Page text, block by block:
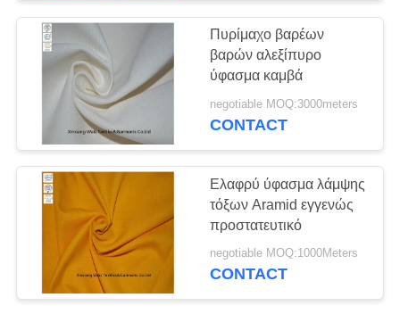
διαφάνειας
αντι στατική ιστού
Πυρίμαχο βαρέων
βαρών αλεξίπυρο
ύφασμα καμβά
negotiable MOQ:3000meters
CONTACT
Ελαφρύ ύφασμα λάμψης
τόξων Aramid εγγενώς
προστατευτικό
negotiable MOQ:1000Meters
CONTACT